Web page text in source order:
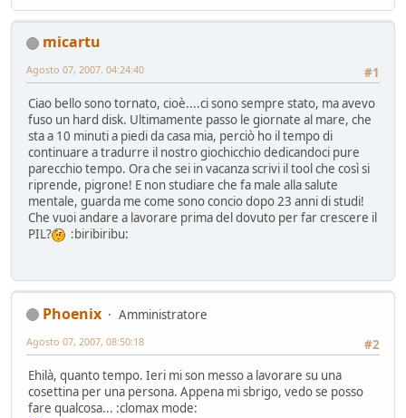
micartu
#1
Agosto 07, 2007, 04:24:40
Ciao bello sono tornato, cioè....ci sono sempre stato, ma avevo
fuso un hard disk. Ultimamente passo le giornate al mare, che
sta a 10 minuti a piedi da casa mia, perciò ho il tempo di
continuare a tradurre il nostro giochicchio dedicandoci pure
parecchio tempo. Ora che sei in vacanza scrivi il tool che così si
riprende, pigrone! E non studiare che fa male alla salute
mentale, guarda me come sono concio dopo 23 anni di studi!
Che vuoi andare a lavorare prima del dovuto per far crescere il
PIL?
:biribiribu:
Phoenix
Amministratore
#2
Agosto 07, 2007, 08:50:18
Ehilà, quanto tempo. Ieri mi son messo a lavorare su una
cosettina per una persona. Appena mi sbrigo, vedo se posso
fare qualcosa... :clomax mode: